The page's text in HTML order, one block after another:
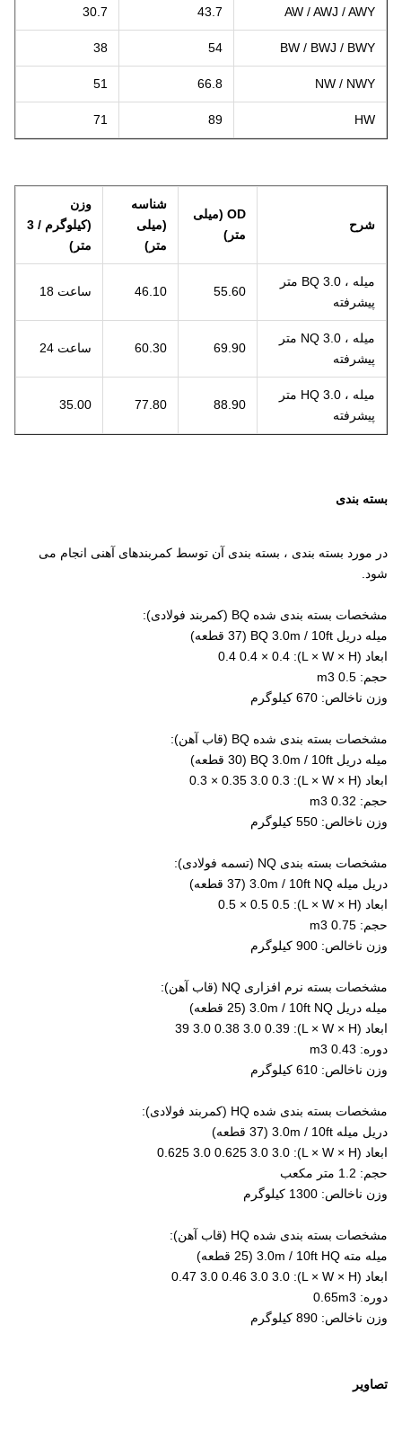
AW / AWJ / AWY
43.7
30.7
BW / BWJ / BWY
54
38
NW / NWY
66.8
51
HW
89
71
شرح
OD (میلی
متر)
شناسه
(میلی
متر)
وزن
(کیلوگرم / 3
متر)
میله ، BQ 3.0 متر
پیشرفته
55.60
46.10 ساعت 18
میله ، NQ 3.0 متر
پیشرفته
69.90
60.30 ساعت 24
میله ، HQ 3.0 متر
پیشرفته
88.90
77.80
35.00
بسته بندی
در مورد بسته بندی ، بسته بندی آن توسط کمربندهای آهنی انجام می
شود.
مشخصات بسته بندی شده BQ (کمربند فولادی):
میله دریل BQ 3.0m / 10ft (37 قطعه)
ابعاد (L × W × H): 0.4 0.4 × 0.4
حجم: 0.5 m3
وزن ناخالص: 670 کیلوگرم
مشخصات بسته بندی شده BQ (قاب آهن):
میله دریل BQ 3.0m / 10ft (30 قطعه)
ابعاد (L × W × H): 0.3 × 0.35 3.0 0.3
حجم: 0.32 m3
وزن ناخالص: 550 کیلوگرم
مشخصات بسته بندی NQ (تسمه فولادی):
دریل میله 3.0m / 10ft NQ (37 قطعه)
ابعاد (L × W × H): 0.5 × 0.5 0.5
حجم: 0.75 m3
وزن ناخالص: 900 کیلوگرم
مشخصات بسته نرم افزاری NQ (قاب آهن):
میله دریل 3.0m / 10ft NQ (25 قطعه)
ابعاد (L × W × H): 39 3.0 0.38 3.0 0.39
دوره: 0.43 m3
وزن ناخالص: 610 کیلوگرم
مشخصات بسته بندی شده HQ (کمربند فولادی):
دریل میله 3.0m / 10ft (37 قطعه)
ابعاد (L × W × H): 0.625 3.0 0.625 3.0 3.0
حجم: 1.2 متر مکعب
وزن ناخالص: 1300 کیلوگرم
مشخصات بسته بندی شده HQ (قاب آهن):
میله مته 3.0m / 10ft HQ (25 قطعه)
ابعاد (L × W × H): 0.47 3.0 0.46 3.0 3.0
دوره: 0.65m3
وزن ناخالص: 890 کیلوگرم
تصاویر